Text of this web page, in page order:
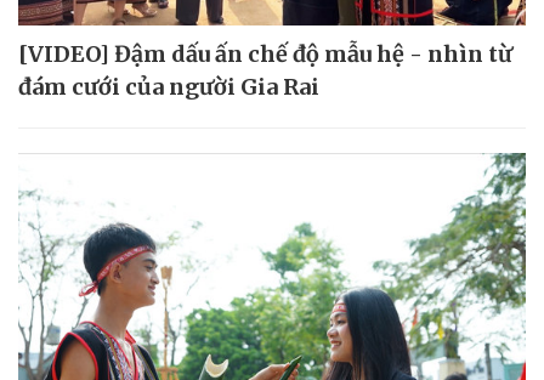
[VIDEO] Đậm dấu ấn chế độ mẫu hệ - nhìn từ
đám cưới của người Gia Rai